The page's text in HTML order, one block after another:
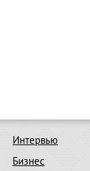
Интервью
Бизнес